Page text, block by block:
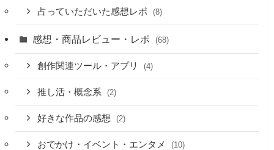
占っていただいた感想レポ (8)
感想・商品レビュー・レポ (68)
創作関連ツール・アプリ (4)
推し活・概念系 (2)
好きな作品の感想 (2)
おでかけ・イベント・エンタメ (10)